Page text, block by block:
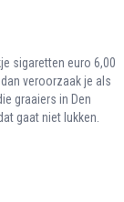
sigaretten euro 6,00
veroorzaak je als
graaiers in Den
gaat niet lukken.